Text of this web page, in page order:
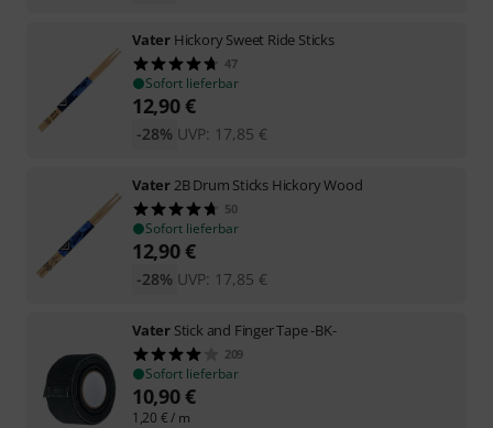
Vater Hickory Sweet Ride Sticks
47
Sofort lieferbar
12,90€
UVP: 17,85 €
-28%
Vater 2B Drum Sticks Hickory Wood
50
Sofort lieferbar
12,90€
UVP: 17,85 €
-28%
Vater Stick and Finger Tape -BK-
209
Sofort lieferbar
10,90€
1,20 €/ m